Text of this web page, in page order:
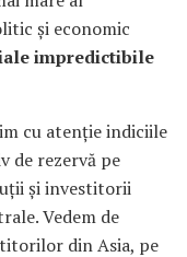
și economic
impredictibile
cu atenţie indiciile
de rezervă pe
şi investitorii
Vedem de
din Asia, pe